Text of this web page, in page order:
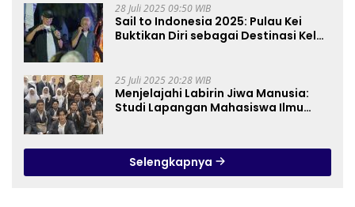
28 Juli 2025 09:50 WIB
Sail to Indonesia 2025: Pulau Kei
Buktikan Diri sebagai Destinasi Kelas
25 Juli 2025 20:28 WIB
Menjelajahi Labirin Jiwa Manusia:
Studi Lapangan Mahasiswa Ilmu
Selengkapnya